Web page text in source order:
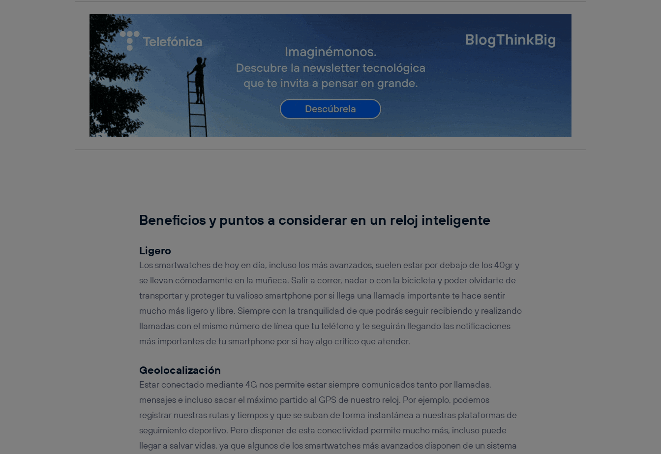
Beneficios y puntos a considerar en un reloj inteligente
Ligero
Los smartwatches de hoy en día, incluso los más avanzados, suelen estar por debajo de los 40gr y
se llevan cómodamente en la muñeca. Salir a correr, nadar o con la bicicleta y poder olvidarte de
transportar y proteger tu valioso smartphone por si llega una llamada importante te hace sentir
mucho más ligero y libre. Siempre con la tranquilidad de que podrás seguir recibiendo y realizando
llamadas con el mismo número de línea que tu teléfono y te seguirán llegando las notificaciones
más importantes de tu smartphone por si hay algo crítico que atender.
Geolocalización
Estar conectado mediante 4G nos permite estar siempre comunicados tanto por llamadas,
mensajes e incluso sacar el máximo partido al GPS de nuestro reloj. Por ejemplo, podemos
registrar nuestras rutas y tiempos y que se suban de forma instantánea a nuestras plataformas de
seguimiento deportivo. Pero disponer de esta conectividad permite mucho más, incluso puede
llegar a salvar vidas, ya que algunos de los smartwatches más avanzados disponen de un sistema